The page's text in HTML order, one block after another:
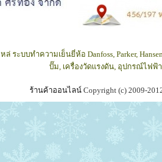
ระบบทำความเย็นยี่ห้อ Danfoss, Parker,
ปั๊ม, เครื่องวัดแรงดัน, อุปกรณ์ไฟฟ้
ร้านค้าออนไลน์Copyright (c) 2009-